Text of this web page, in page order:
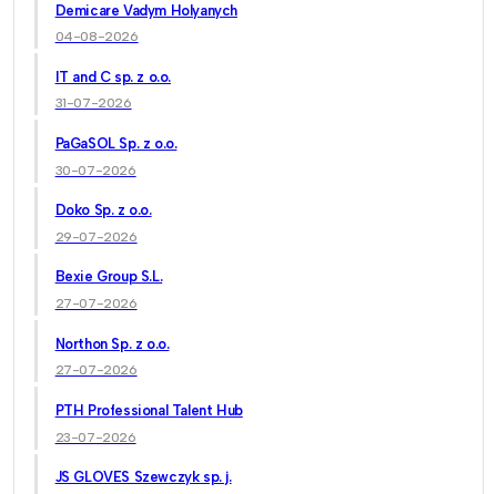
Demicare Vadym Holyanych
04-08-2026
IT and C sp. z o.o.
31-07-2026
PaGaSOL Sp. z o.o.
30-07-2026
Doko Sp. z o.o.
29-07-2026
Bexie Group S.L.
27-07-2026
Northon Sp. z o.o.
27-07-2026
PTH Professional Talent Hub
23-07-2026
JS GLOVES Szewczyk sp. j.